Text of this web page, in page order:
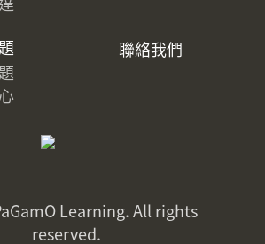
聯絡我們
Learning. All rights
reserved.